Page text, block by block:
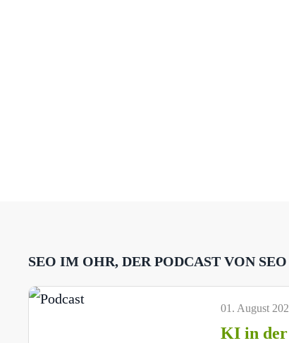
SEO IM OHR, DER PODCAST VON
01. August
KI in der